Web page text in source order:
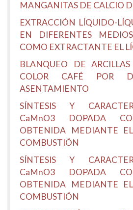
MANGANITAS DE CALCIO
EXTRACCIÓN LÍQUIDO-
EN DIFERENTES
COMO EXTRACTANTE EL
BLANQUEO DE
COLOR CAFÉ POR
ASENTAMIENTO
SÍNTESIS Y
CaMnO3 DOPADA
OBTENIDA MEDIANTE
COMBUSTIÓN
SÍNTESIS Y
CaMnO3 DOPADA
OBTENIDA MEDIANTE
COMBUSTIÓN